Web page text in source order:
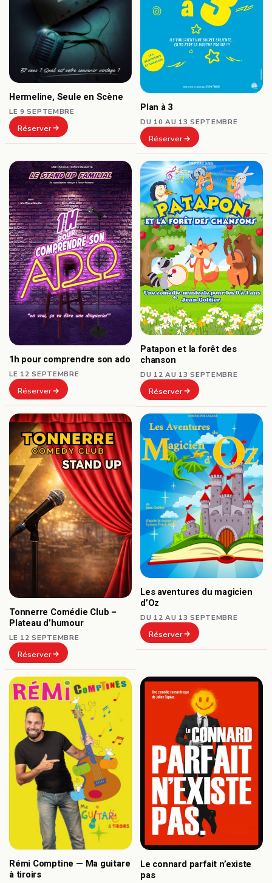
Hermeline, Seule en Scène
LE 9 SEPTEMBRE
Réserver
Plan à 3
DU 10 AU 13 SEPTEMBRE
Réserver
1h pour comprendre son ado
LE 12 SEPTEMBRE
Réserver
Patapon et la forêt des
chanson
DU 12 AU 13 SEPTEMBRE
Réserver
Tonnerre Comédie Club –
Plateau d’humour
LE 12 SEPTEMBRE
Réserver
Les aventures du magicien
d’Oz
DU 12 AU 13 SEPTEMBRE
Réserver
Rémi Comptine — Ma guitare
à tiroirs
Le connard parfait n’existe
pas